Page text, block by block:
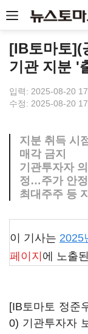
[IB토마토](
기관 지분 '
입력: 2025-08-20
수정: 2025-08-20
지분 취득 시
매각 금지
기관투자자
정…주가 안
최대주주 등
이 기사는 2025
페이지 에 노출
[IB토마토 정준
0) 기관투자자